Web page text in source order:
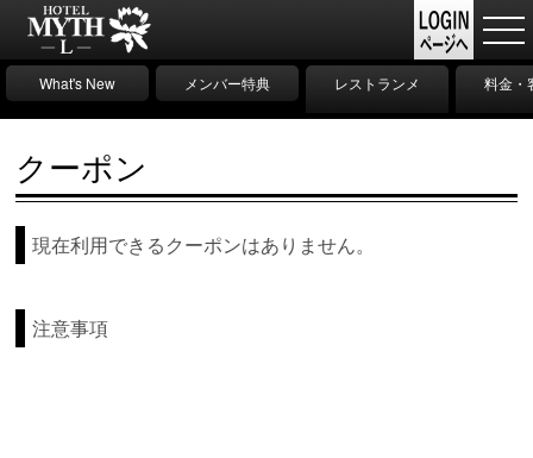
What's New メンバー特典
レストランメ
ニュー
料金・
報
クーポン
現在利用できるクーポンはありません。
注意事項